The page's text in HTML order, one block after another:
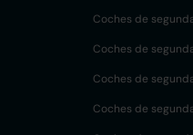
Coches de
Coches de
Coches de
Coches de